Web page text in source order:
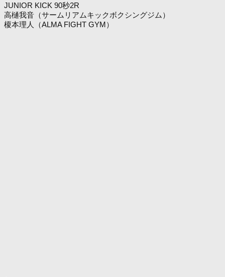
JUNIOR KICK 90秒2R
高樋我音（サームリアムキックボクシングジム）
榎本理人（ALMA FIGHT GYM）